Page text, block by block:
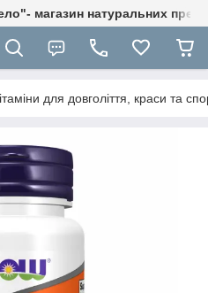
магазин натуральних
для довголіття, краси та